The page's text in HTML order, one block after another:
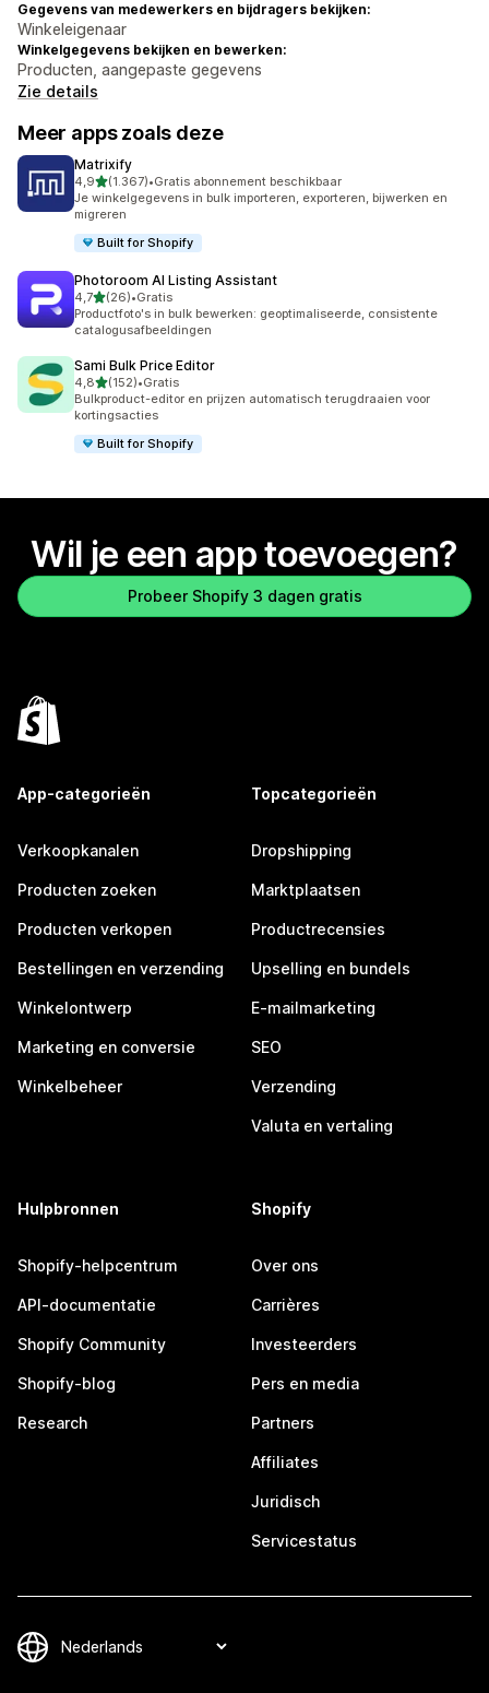
Gegevens van medewerkers en bijdragers bekijken:
Winkeleigenaar
Winkelgegevens bekijken en bewerken:
Producten, aangepaste gegevens
Zie details
Meer apps zoals deze
Matrixify
4,9van 5 sterren
(1.367)
1367 recensies in totaal
•Gratis abonnement beschikbaar
Je winkelgegevens in bulk importeren, exporteren, bijwerken en
migreren
Built for Shopify
Photoroom AI Listing Assistant
4,7van 5 sterren
(26)
26 recensies in totaal
•Gratis
Productfoto's in bulk bewerken: geoptimaliseerde, consistente
catalogusafbeeldingen
Sami Bulk Price Editor
4,8van 5 sterren
(152)
152 recensies in totaal
•Gratis
Bulkproduct-editor en prijzen automatisch terugdraaien voor
kortingsacties
Built for Shopify
Wil je een app toevoegen?
Probeer Shopify 3 dagen gratis
App-categorieën
Verkoopkanalen
Producten zoeken
Producten verkopen
Bestellingen en verzending
Winkelontwerp
Marketing en conversie
Winkelbeheer
Topcategorieën
Dropshipping
Marktplaatsen
Productrecensies
Upselling en bundels
E-mailmarketing
SEO
Verzending
Valuta en vertaling
Hulpbronnen
Shopify-helpcentrum
API-documentatie
Shopify Community
Shopify-blog
Research
Shopify
Over ons
Carrières
Investeerders
Pers en media
Partners
Affiliates
Juridisch
Servicestatus